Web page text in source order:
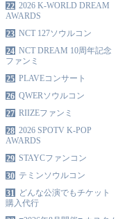
22 2026 K-WORLD DREAM
AWARDS
23 NCT 127ソウルコン
24 NCT DREAM 10周年記念
ファンミ
25 PLAVEコンサート
26 QWERソウルコン
27 RIIZEファンミ
28 2026 SPOTV K-POP
AWARDS
29 STAYCファンコン
30 テミンソウルコン
31 どんな公演でもチケット
購入代行